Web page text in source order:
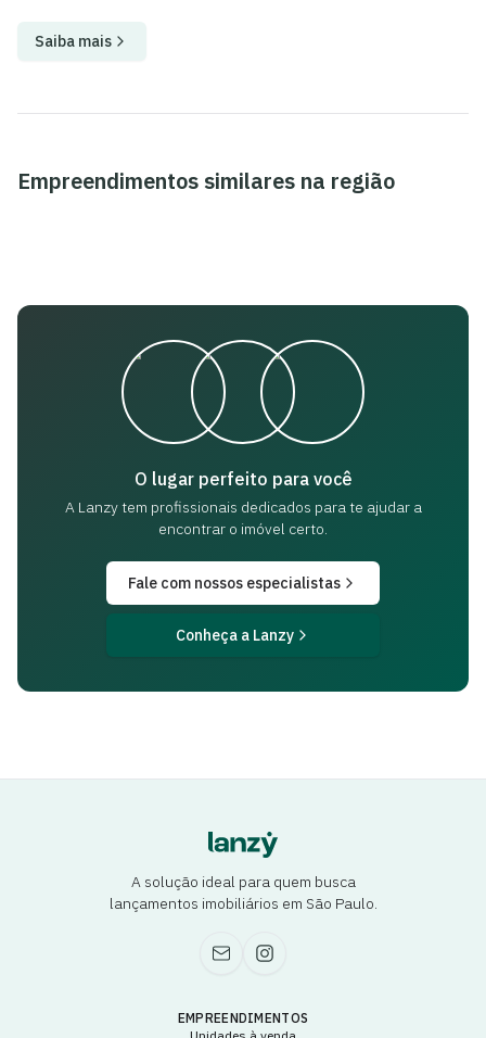
Saiba mais
Empreendimentos similares na região
O lugar perfeito para você
A Lanzy tem profissionais dedicados parate ajudar a
encontrar o imóvel certo.
Fale com nossos especialistas
Conheça a Lanzy
A solução ideal para quem busca
lançamentos imobiliários em São Paulo.
EMPREENDIMENTOS